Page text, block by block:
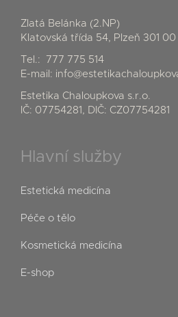
Zlatá Belánka (2.NP)
Klatovská třída 54, Plzeň 301 00
Tel.: 777 775 514
E-mail:
Estetika Chaloupkova s.r.o.
IČ: 07754281, DIČ: CZ07754281
Hlavní služby
Estetická medicína
Péče o tělo
Kosmetická medicína
E-shop